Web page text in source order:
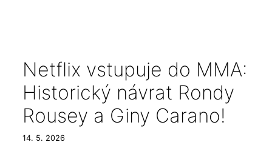
Netflix vstupuje do MMA:
Historický návrat Rondy
Rousey a Giny Carano!
14. 5. 2026